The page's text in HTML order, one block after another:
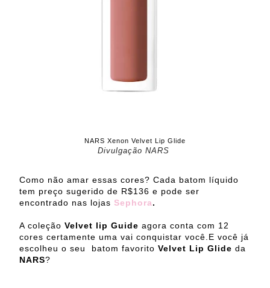
NARS Xenon Velvet Lip Glide
Divulgação NARS
Como não amar essas cores? Cada batom líquido
tem preço sugerido de R$136 e pode ser
encontrado nas lojas Sephora.
A coleção Velvet lip Guide agora conta com 12
cores certamente uma vai conquistar você.E você já
escolheu o seu batom favorito Velvet Lip Glide da
NARS?